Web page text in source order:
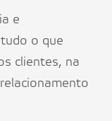
e
o que
clientes, na